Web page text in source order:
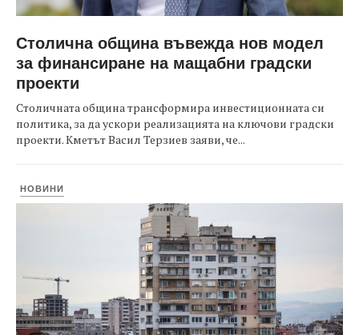
Столична община въвежда нов модел
за финансиране на мащабни градски
проекти
Столичната община трансформира инвестиционната си
политика, за да ускори реализацията на ключови градски
проекти. Кметът Васил Терзиев заяви, че...
НОВИНИ